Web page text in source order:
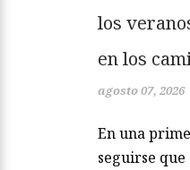
los
en los
agosto 07, 2026
En una
seguirse